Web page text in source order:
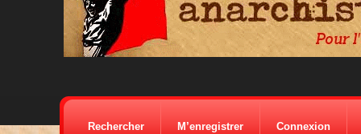
Rechercher M’enregistrer Connexion